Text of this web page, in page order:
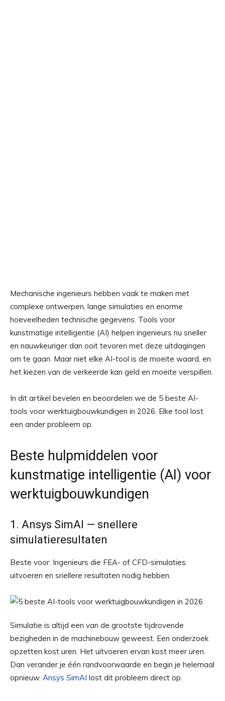
Mechanische ingenieurs hebben vaak te maken met
complexe ontwerpen, lange simulaties en enorme
hoeveelheden technische gegevens. Tools voor
kunstmatige intelligentie (AI) helpen ingenieurs nu sneller
en nauwkeuriger dan ooit tevoren met deze uitdagingen
om te gaan. Maar niet elke AI-tool is de moeite waard, en
het kiezen van de verkeerde kan geld en moeite verspillen.
In dit artikel bevelen en beoordelen we de 5 beste AI-
tools voor werktuigbouwkundigen in 2026. Elke tool lost
een ander probleem op.
Beste hulpmiddelen voor
kunstmatige intelligentie (AI) voor
werktuigbouwkundigen
1. Ansys SimAI — snellere
simulatieresultaten
Beste voor: Ingenieurs die FEA- of CFD-simulaties
uitvoeren en snellere resultaten nodig hebben.
Simulatie is altijd een van de grootste tijdrovende
bezigheden in de machinebouw geweest. Een onderzoek
opzetten kost uren. Het uitvoeren ervan kost meer uren.
Dan verander je één randvoorwaarde en begin je helemaal
opnieuw. Ansys SimAI lost dit probleem direct op.